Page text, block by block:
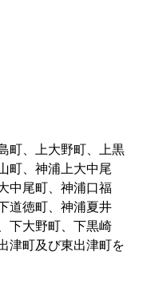
町、上大野町、上黒
町、神浦上大中尾
中尾町、神浦口福
道徳町、神浦夏井
下大野町、下黒崎
津町及び東出津町を